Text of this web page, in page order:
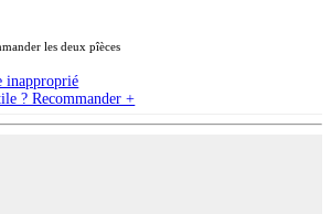
les deux pîèces
inapproprié
? Recommander +